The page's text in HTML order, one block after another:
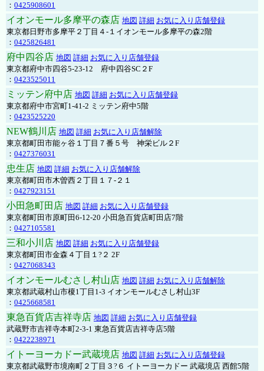
： 0425908601
イオンモール多摩平の森店 地図 詳細 お気に入り店舗登録
東京都日野市多摩平２丁目４-１イオンモール多摩平の森2階
： 0425826481
府中四谷店 地図 詳細 お気に入り店舗登録
東京都府中市四谷5-23-12 府中四谷SC２F
： 0423525011
ミッテン府中店 地図 詳細 お気に入り店舗登録
東京都府中市宮町1-41-2 ミッテン府中5階
： 0423525220
NEW鶴川店 地図 詳細 お気に入り店舗解除
東京都町田市能ヶ谷１丁目７番５号 神栄ビル２F
： 0427376031
忠生店 地図 詳細 お気に入り店舗解除
東京都町田市木曽西２丁目１７-２１
： 0427923151
小田急町田店 地図 詳細 お気に入り店舗登録
東京都町田市原町田6-12-20 小田急百貨店町田店7階
： 0427105581
三和小川店 地図 詳細 お気に入り店舗登録
東京都町田市金森４丁目１?２ 2F
： 0427068343
イオンモールむさし村山店 地図 詳細 お気に入り店舗解除
東京都武蔵村山市榎1丁目1-3 イオンモールむさし村山3F
： 0425668581
東急百貨店吉祥寺店 地図 詳細 お気に入り店舗登録
武蔵野市吉祥寺本町2-3-1 東急百貨店吉祥寺店5階
： 0422238971
イトーヨーカドー武蔵境店 地図 詳細 お気に入り店舗登録
東京都武蔵野市境南町２丁目３?６ イトーヨーカドー 武蔵境店 西館5階